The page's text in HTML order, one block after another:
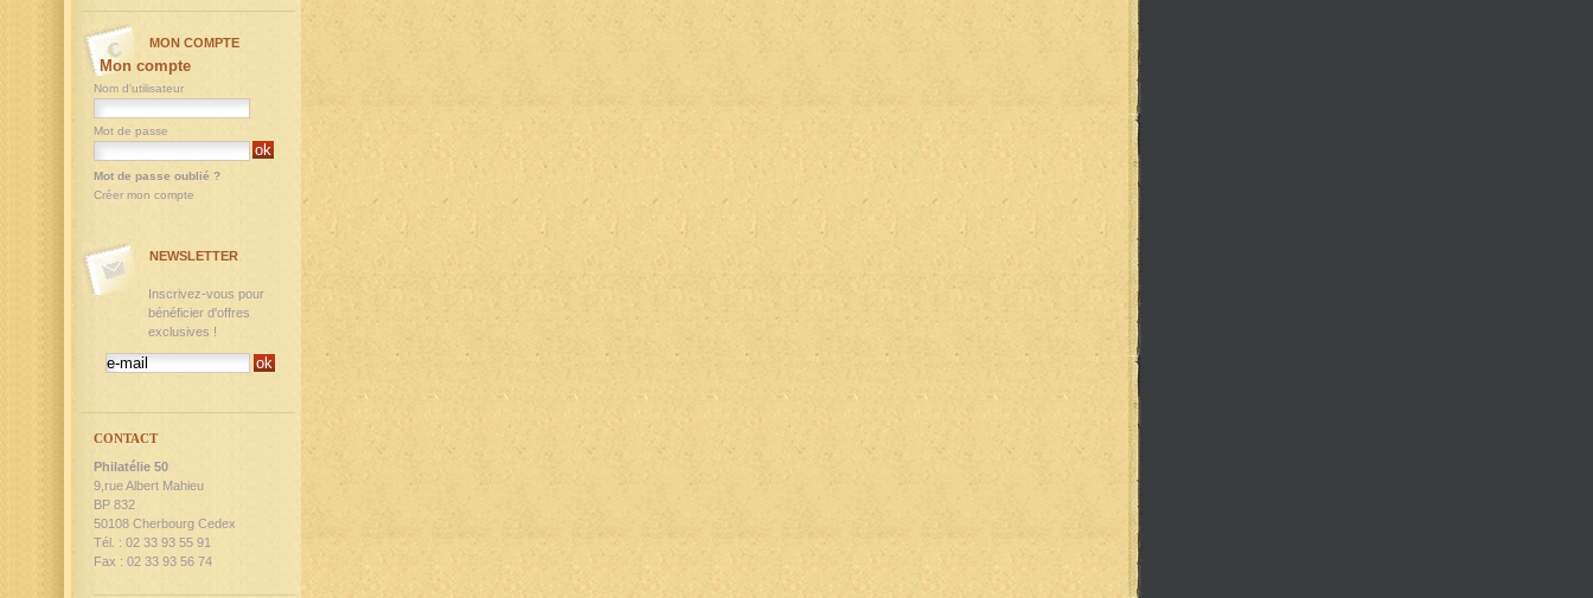
MON COMPTE
Mon compte
Nom d'utilisateur
Mot de passe
Mot de passe oublié ?
Créer mon compte
NEWSLETTER
Inscrivez-vous pour
bénéficier d'offres
exclusives !
CONTACT
Philatélie 50
9,rue Albert Mahieu
BP 832
50108 Cherbourg Cedex
Tél. : 02 33 93 55 91
Fax : 02 33 93 56 74